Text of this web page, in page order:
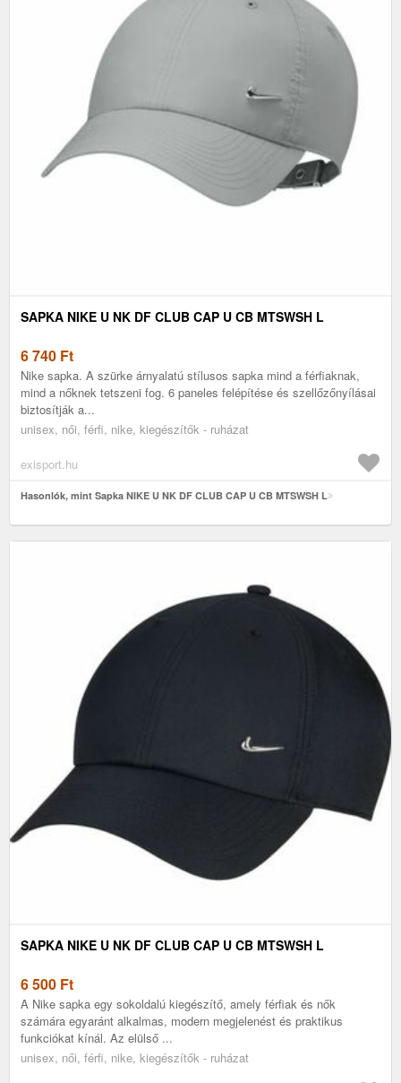
SAPKA NIKE U NK DF CLUB CAP U CB MTSWSH L
6 740 Ft
Nike sapka. A szürke árnyalatú stílusos sapka mind a férfiaknak,
mind a nőknek tetszeni fog. 6 paneles felépítése és szellőzőnyílásai
biztosítják a...
unisex, női, férfi, nike, kiegészítők - ruházat
exisport.hu
Hasonlók, mint Sapka NIKE U NK DF CLUB CAP U CB MTSWSH L
SAPKA NIKE U NK DF CLUB CAP U CB MTSWSH L
6 500 Ft
A Nike sapka egy sokoldalú kiegészítő, amely férfiak és nők
számára egyaránt alkalmas, modern megjelenést és praktikus
funkciókat kínál. Az elülső ...
unisex, női, férfi, nike, kiegészítők - ruházat